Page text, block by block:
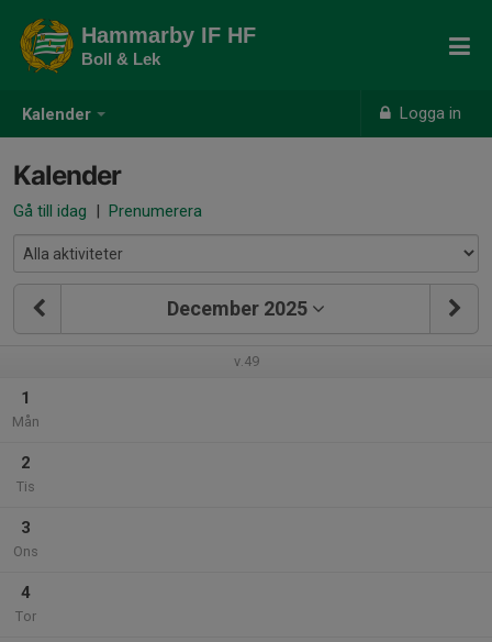
Kalender Logga in
Hammarby IF HF
Boll & Lek
Kalender
Gå till idag | Prenumerera
December 2025
v.49
1
Mån
2
Tis
3
Ons
4
Tor